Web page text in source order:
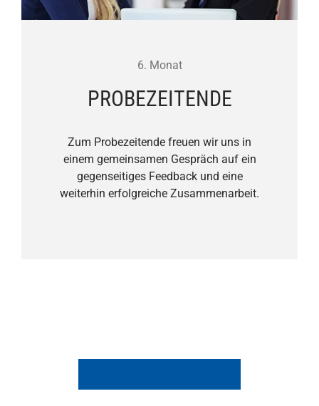
6. Monat
PROBEZEITENDE
Zum Probezeitende freuen wir uns in
einem gemeinsamen Gespräch auf ein
gegenseitiges Feedback und eine
weiterhin erfolgreiche Zusammenarbeit.